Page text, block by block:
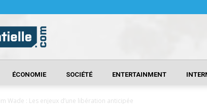
ÉCONOMIE SOCIÉTÉ ENTERTAINMENT
Wade : Les enjeux d’une libération anticipée